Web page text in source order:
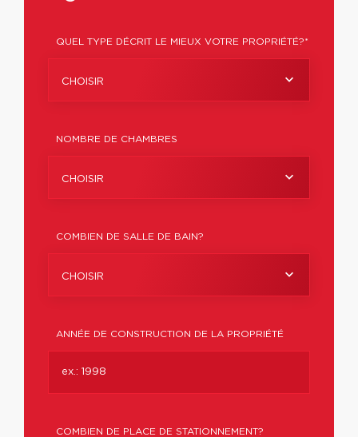
QUEL TYPE DÉCRIT LE MIEUX VOTRE PROPRIÉTÉ?*
CHOISIR
NOMBRE DE CHAMBRES
CHOISIR
COMBIEN DE SALLE DE BAIN?
CHOISIR
ANNÉE DE CONSTRUCTION DE LA PROPRIÉTÉ
COMBIEN DE PLACE DE STATIONNEMENT?